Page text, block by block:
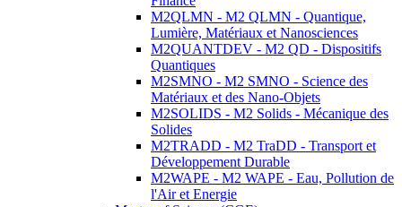
M2QLMN - M2 QLMN - Quantique,
Lumière, Matériaux et Nanosciences
M2QUANTDEV - M2 QD - Dispositifs
Quantiques
M2SMNO - M2 SMNO - Science des
Matériaux et des Nano-Objets
M2SOLIDS - M2 Solids - Mécanique des
Solides
M2TRADD - M2 TraDD - Transport et
Développement Durable
M2WAPE - M2 WAPE - Eau, Pollution de
l'Air et Energie